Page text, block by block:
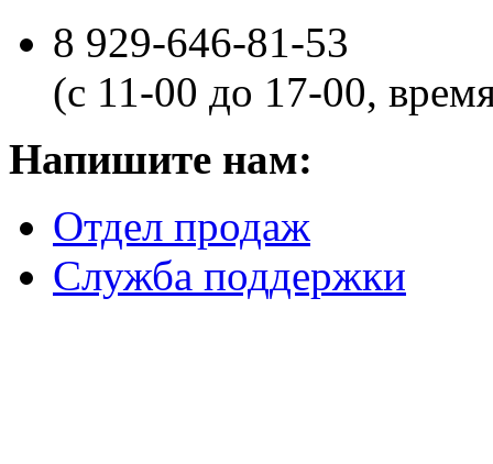
8 929-646-81-53
(с 11-00 до 17-00,
Напишите нам:
Отдел продаж
Служба поддержки